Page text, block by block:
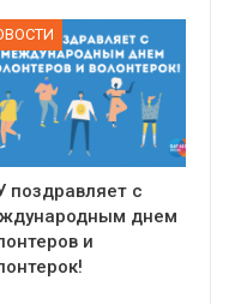
поздравляет с
днем
и